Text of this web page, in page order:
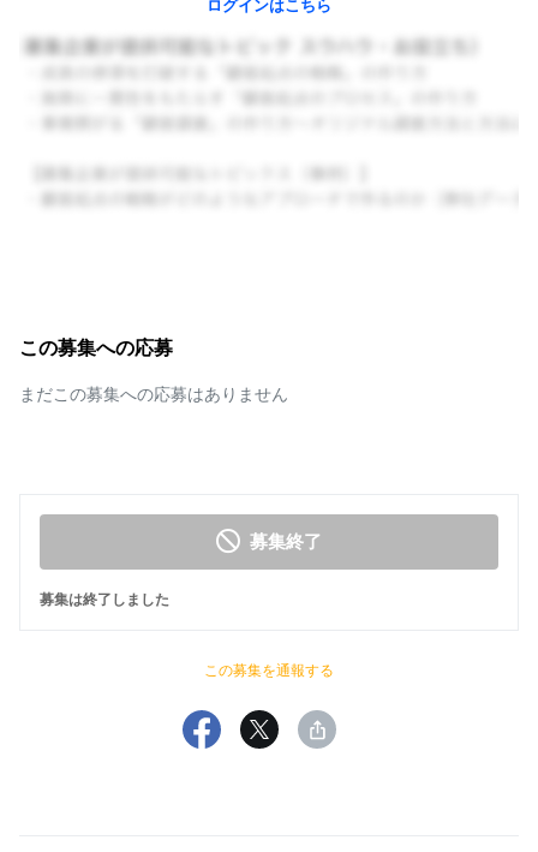
ログインはこちら
この募集への応募
まだこの募集への応募はありません
募集終了
募集は終了しました
この募集を通報する